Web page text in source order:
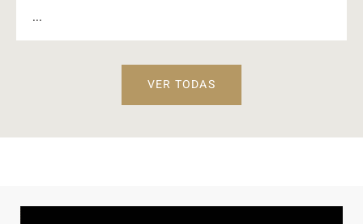
...
VER TODAS